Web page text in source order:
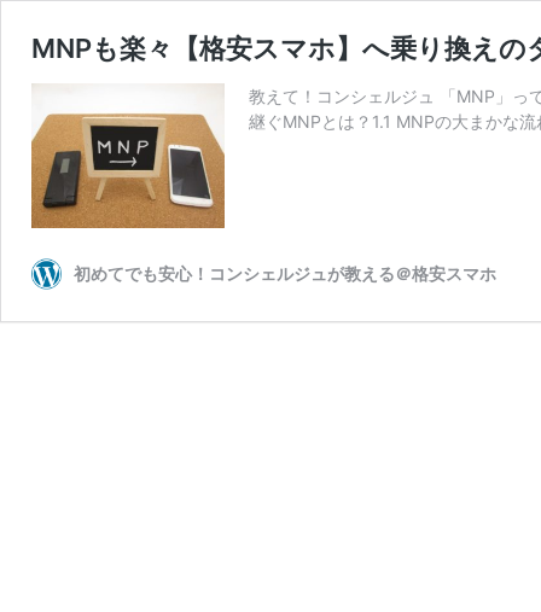
MNPも楽々【格安スマホ】へ乗り換え
教えて！コンシェルジュ 「MNP」っ
継ぐMNPとは？1.1 MNPの大まかな
初めてでも安心！コンシェルジュが教える＠格安スマホ